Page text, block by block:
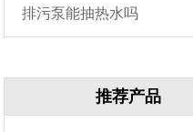
排污泵能抽热水吗
推荐产品